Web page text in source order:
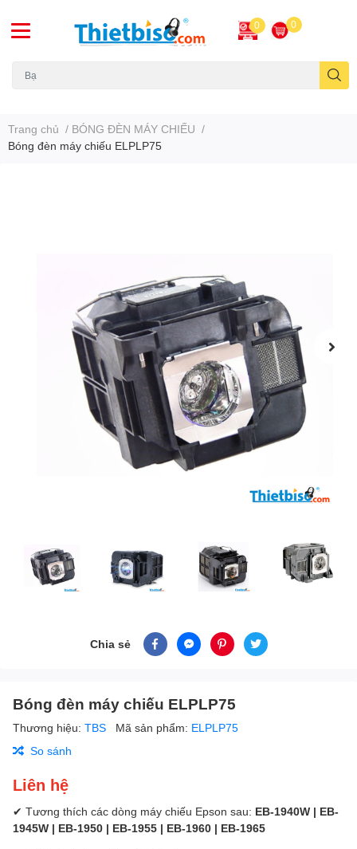
0 0
Trang chủ / BÓNG ĐÈN MÁY CHIẾU /
Bóng đèn máy chiếu ELPLP75
Chia sẻ
Bóng đèn máy chiếu ELPLP75
Thương hiệu: TBS Mã sản phẩm: ELPLP75
So sánh
Liên hệ
✔ Tương thích các dòng máy chiếu Epson sau: EB-1940W | EB-
1945W | EB-1950 | EB-1955 | EB-1960 | EB-1965